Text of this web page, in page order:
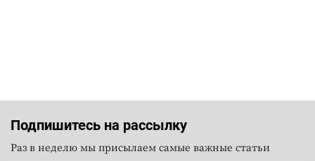
Подпишитесь на рассылку
Раз в неделю мы присылаем самые важные статьи